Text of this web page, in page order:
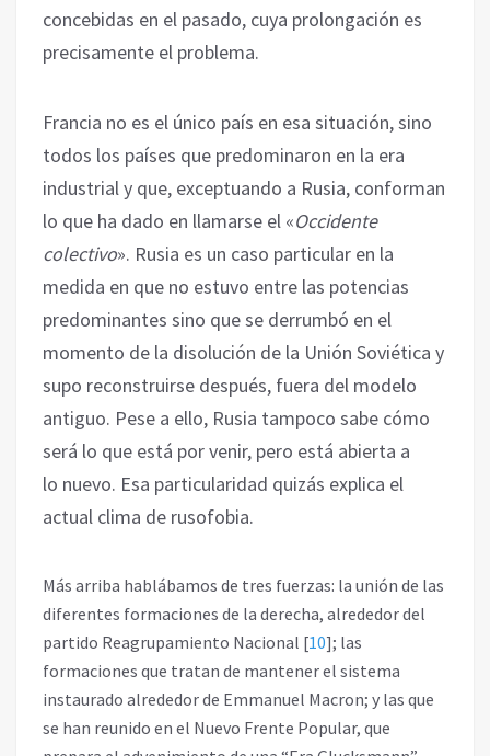
concebidas en el pasado, cuya prolongación es
precisamente el problema.
Francia no es el único país en esa situación, sino
todos los países que predominaron en la era
industrial y que, exceptuando a Rusia, conforman
lo que ha dado en llamarse el «Occidente
colectivo». Rusia es un caso particular en la
medida en que no estuvo entre las potencias
predominantes sino que se derrumbó en el
momento de la disolución de la Unión Soviética y
supo reconstruirse después, fuera del modelo
antiguo. Pese a ello, Rusia tampoco sabe cómo
será lo que está por venir, pero está abierta a
lo nuevo. Esa particularidad quizás explica el
actual clima de rusofobia.
Más arriba hablábamos de tres fuerzas: la unión de las
diferentes formaciones de la derecha, alrededor del
partido Reagrupamiento Nacional [10]; las
formaciones que tratan de mantener el sistema
instaurado alrededor de Emmanuel Macron; y las que
se han reunido en el Nuevo Frente Popular, que